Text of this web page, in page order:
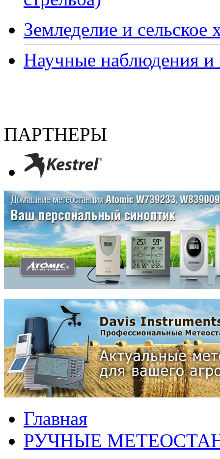
Земледелие и сельское
Научные наблюдения и
ПАРТНЕРЫ
Главная
РУЧНЫЕ